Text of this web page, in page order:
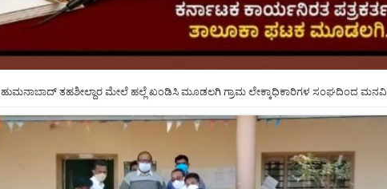
ಹುಮನಾಬಾದ್ ತಹಶೀಲ್ದಾರ ಮೇಲೆ ಹಲ್ಲೆ ಖಂಡಿಸಿ ಮೂಡಲಗಿ ಗ್ರಾಮ ಲೇಕ್ಕಾಧಿಕಾರಿಗಳ ಸಂಘದಿಂದ ಮನವಿ